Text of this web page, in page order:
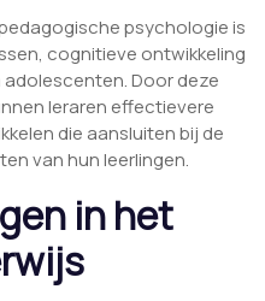
psychologie is
cognitieve ontwikkeling
Door deze
leraren effectievere
die aansluiten bij de
van hun leerlingen.
in het